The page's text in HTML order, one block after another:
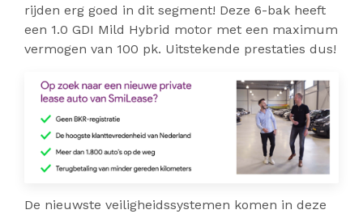
rijden erg goed in dit segment! Deze 6-bak heeft
een 1.0 GDI Mild Hybrid motor met een maximum
vermogen van 100 pk. Uitstekende prestaties dus!
De nieuwste veiligheidssystemen komen in deze